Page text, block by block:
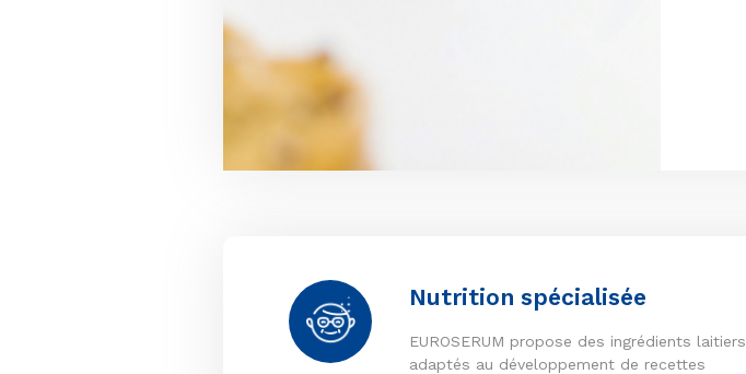
Nutrition spécialisée
EUROSERUM propose des ingrédients laitiers
adaptés au développement de recettes